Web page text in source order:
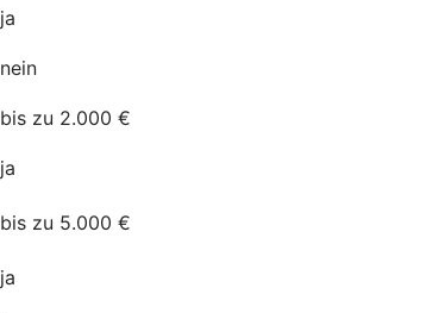
ja
nein
bis zu 2.000 €
ja
bis zu 5.000 €
ja